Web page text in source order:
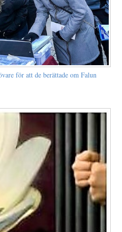
för att de berättade om Falun